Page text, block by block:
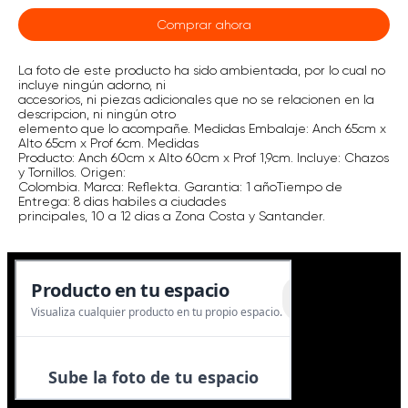
Comprar ahora
La foto de este producto ha sido ambientada, por lo cual no
incluye ningún adorno, ni
accesorios, ni piezas adicionales que no se relacionen en la
descripcion, ni ningún otro
elemento que lo acompañe. Medidas Embalaje: Anch 65cm x
Alto 65cm x Prof 6cm. Medidas
Producto: Anch 60cm x Alto 60cm x Prof 1,9cm. Incluye: Chazos
y Tornillos. Origen:
Colombia. Marca: Reflekta. Garantia: 1 añoTiempo de
Entrega: 8 dias habiles a ciudades
principales, 10 a 12 dias a Zona Costa y Santander.